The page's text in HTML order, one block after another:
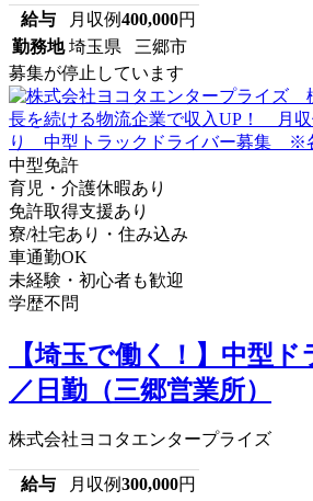
給与 月収例400,000円
勤務地 埼玉県 三郷市
募集が停止しています
中型免許
育児・介護休暇あり
免許取得支援あり
寮/社宅あり・住み込み
車通勤OK
未経験・初心者も歓迎
学歴不問
【埼玉で働く！】中型
／日勤（三郷営業所）
株式会社ヨコタエンタープライズ
給与 月収例300,000円